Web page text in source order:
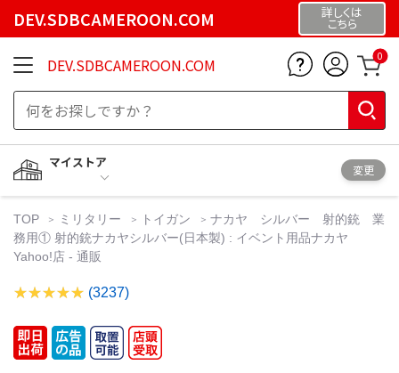
DEV.SDBCAMEROON.COM 詳しくは
こちら
DEV.SDBCAMEROON.COM 0
マイストア
変更
TOP ミリタリー トイガン
ナカヤ シルバー 射的銃 業
務用① 射的銃ナカヤシルバー(日本製) : イベント用品ナカヤ
Yahoo!店 - 通販
(3237)